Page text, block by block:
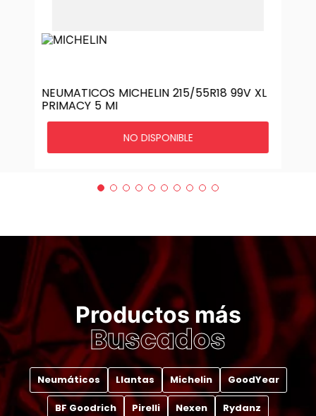
NEUMATICOS MICHELIN 215/55R18 99V XL
PRIMACY 5 MI
NO DISPONIBLE
Productos más
Buscados
Neumáticos Llantas Michelin GoodYear
BF Goodrich Pirelli Nexen Rydanz